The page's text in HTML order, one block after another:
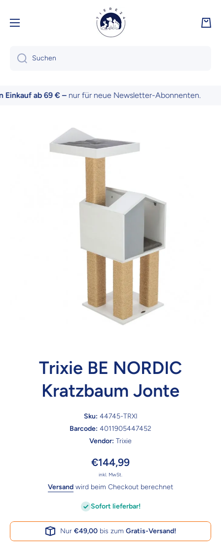
Suchen
ab 69 € –nur für neue Newsletter-Abonnenten.
Zu Produktinformationen springen
Trixie BE NORDIC
Kratzbaum Jonte
Sku: 44745-TRXI
Barcode: 4011905447452
Vendor: Trixie
€144,99
inkl. MwSt.
Versand wird beim Checkout berechnet
Sofort lieferbar!
Nur €49,00bis zum Gratis-Versand!